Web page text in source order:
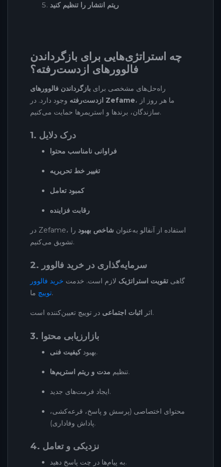
ریتم انتشار را تنظیم کنید
چه استراتژی‌هایی برای بازگرداندن
فالوورهای از‌دست‌رفته؟
راه‌حل‌های مشخصی برای بازگرداندن فالوورهای
از‌دست‌رفته Zefame، ما هر روز از
سازندگان، برندها و استریمرها حمایت می‌کنیم.
1. درک دلایل
فراوانی نامناسب محتوا
تغییر خط تحریریه
کمبود تعامل
رقابت فزاینده
در Zefame، استفاده از آنفالو به‌عنوان شاخص بهبود را
تشویق می‌کنیم.
2. سرمایه‌گذاری در خرید فالوور
گاهی تقویت استراتژیک لازم است. خدمت خرید فالوور
توییچما.
اثر اثبات اجتماعی در توییچ تعیین‌کننده است.
3. بازارزیابی محتوا
بهبودکیفیت فنی .
تنظیم مدت و ریتم استریم‌ها .
ایجاد فرمت‌های جدید.
محتوای اختصاصی (پرسش و پاسخ، قرعه‌کشی،
پاداش وفاداری).
4. نزدیکی و تعامل
به پیام‌ها در چت پاسخ دهید.